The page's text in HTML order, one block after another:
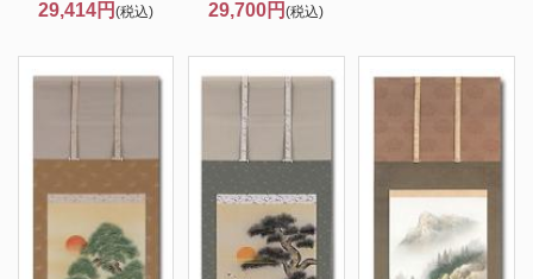
29,414円(税込) 29,700円(税込)